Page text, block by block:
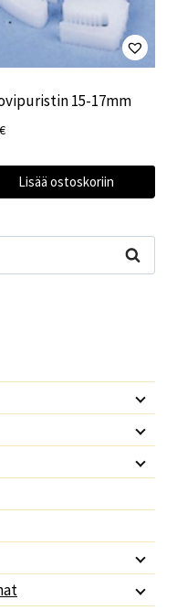
15-17mm
€
Lisää ostoskoriin
Haku